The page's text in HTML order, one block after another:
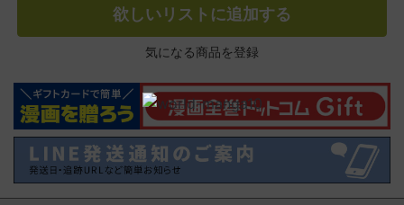
欲しいリストに追加する
気になる商品を登録